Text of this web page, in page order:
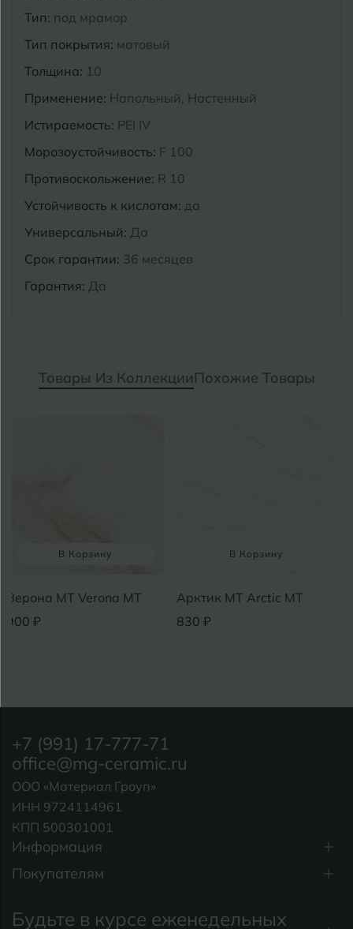
Тип: под мрамор
Тип покрытия: матовый
Толщина: 10
Применение: Напольный, Настенный
Истираемость: PEI IV
Морозоустойчивость: F 100
Противоскольжение: R 10
Устойчивость к кислотам: да
Универсальный: Да
Срок гарантии: 36 месяцев
Гарантия: Да
Товары Из КоллекцииПохожие Товары
В Корзину
Верона MT Verona MT
900 ₽
В Корзину
Арктик MT Arctic MT
830 ₽
Информация
Покупателям
+7 (991) 17-777-71
office@mg-ceramic.ru
ООО «Материал Гроуп»
ИНН 9724114961
КПП 500301001
Будьте в курсе еженедельных